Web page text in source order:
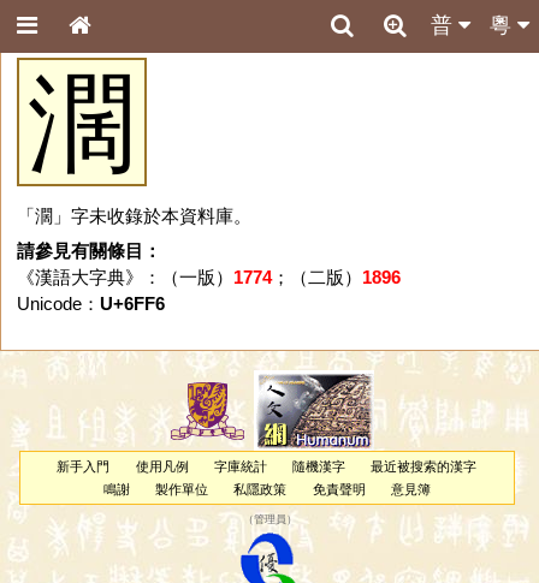
粵
普
濶
「濶」字未收錄於本資料庫。
請參見有關條目：
《漢語大字典》：（一版） 1774；（二版） 1896
Unicode： U+6FF6
新手入門 使用凡例 字庫統計 隨機漢字
最近被搜索的漢字
鳴謝
製作單位 私隱政策 免責聲明 意見簿
（管理員 ）